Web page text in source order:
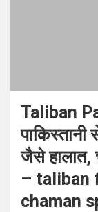
Taliban
जैसे हालात,
– taliban
chaman